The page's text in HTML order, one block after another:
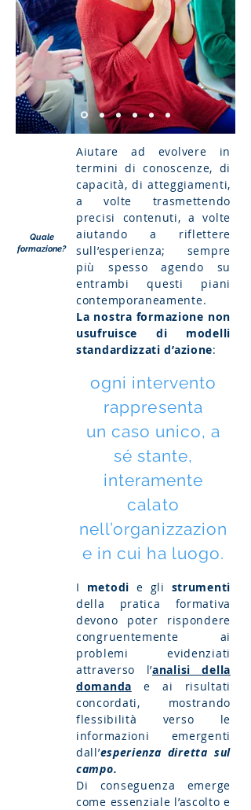
Aiutare ad evolvere in
termini di conoscenze, di
capacità, di atteggiamenti,
a volte trasmettendo
precisi contenuti, a volte
aiutando a riflettere
sull’esperienza; sempre
più spesso agendo su
entrambi questi piani
contemporaneamente.
La nostra formazione non
usufruisce di modelli
standardizzati d’azione:
ogni intervento
rappresenta
un caso unico, a
sé stante,
interamente
calato
nell’organizzazion
e in cui ha luogo.
I metodi e gli strumenti
della pratica formativa
devono poter rispondere
congruentemente ai
problemi evidenziati
attraverso l’analisi della
domanda e ai risultati
concordati, mostrando
flessibilità verso le
informazioni emergenti
dall’esperienza diretta sul
campo.
Di conseguenza emerge
come essenziale l’ascolto e
Quale
formazione?